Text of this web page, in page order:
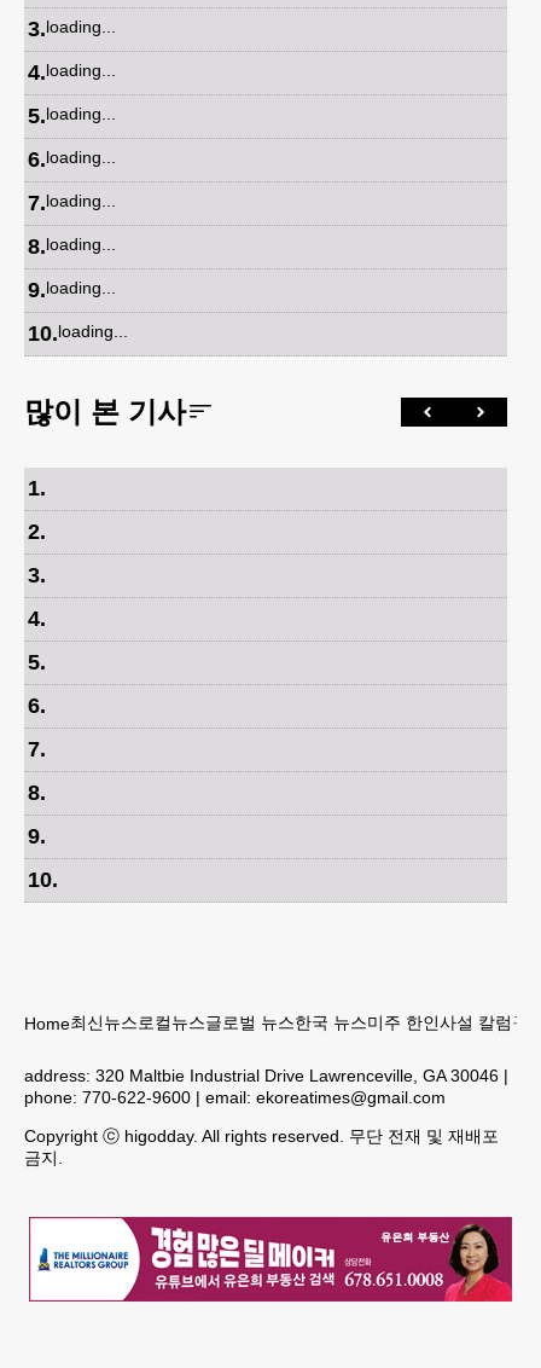
3.loading...
4.loading...
5.loading...
6.loading...
7.loading...
8.loading...
9.loading...
10.loading...
많이 본 기사
1.
2.
3.
4.
5.
6.
7.
8.
9.
10.
Home최신뉴스로컬뉴스글로벌 뉴스한국 뉴스미주 한인사설 칼럼구
address: 320 Maltbie Industrial Drive Lawrenceville, GA 30046 |
phone: 770-622-9600 | email: ekoreatimes@gmail.com
Copyright ⓒ higodday. All rights reserved. 무단 전재 및 재배포
금지.